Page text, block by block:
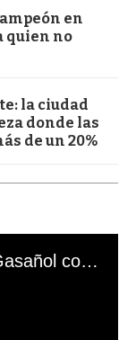
en
quien no
la ciudad
donde las
de un 20%
El mal momento de Yanina Gasañol con un hincha argentino en "Subrayado"